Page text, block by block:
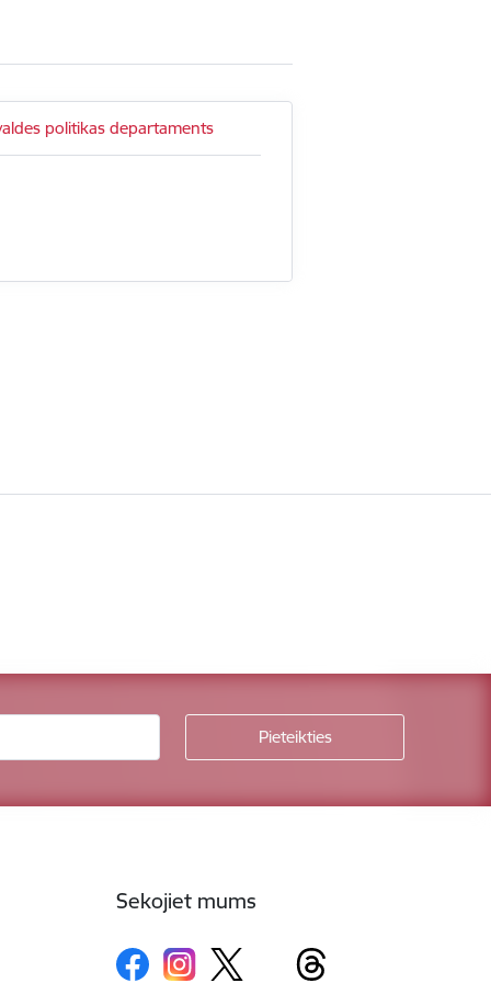
politikas departaments
Sekojiet mums